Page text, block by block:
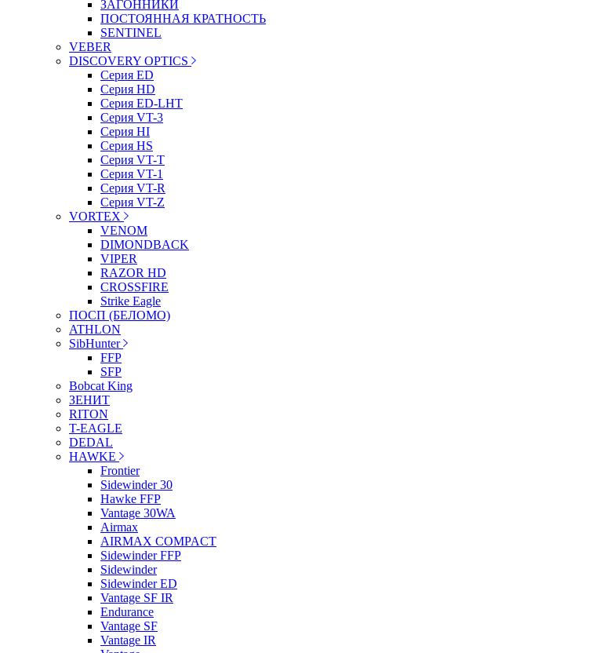
ЗАГОННИКИ
ПОСТОЯННАЯ КРАТНОСТЬ
SENTINEL
VEBER
DISCOVERY OPTICS
Серия ED
Серия HD
Серия ED-LHT
Серия VT-3
Серия HI
Серия HS
Серия VT-T
Серия VT-1
Серия VT-R
Серия VT-Z
VORTEX
VENOM
DIMONDBACK
VIPER
RAZOR HD
CROSSFIRE
Strike Eagle
ПОСП (БЕЛОМО)
ATHLON
SibHunter
FFP
SFP
Bobcat King
ЗЕНИТ
RITON
T-EAGLE
DEDAL
HAWKE
Frontier
Sidewinder 30
Hawke FFP
Vantage 30WA
Airmax
AIRMAX COMPACT
Sidewinder FFP
Sidewinder
Sidewinder ED
Vantage SF IR
Endurance
Vantage SF
Vantage IR